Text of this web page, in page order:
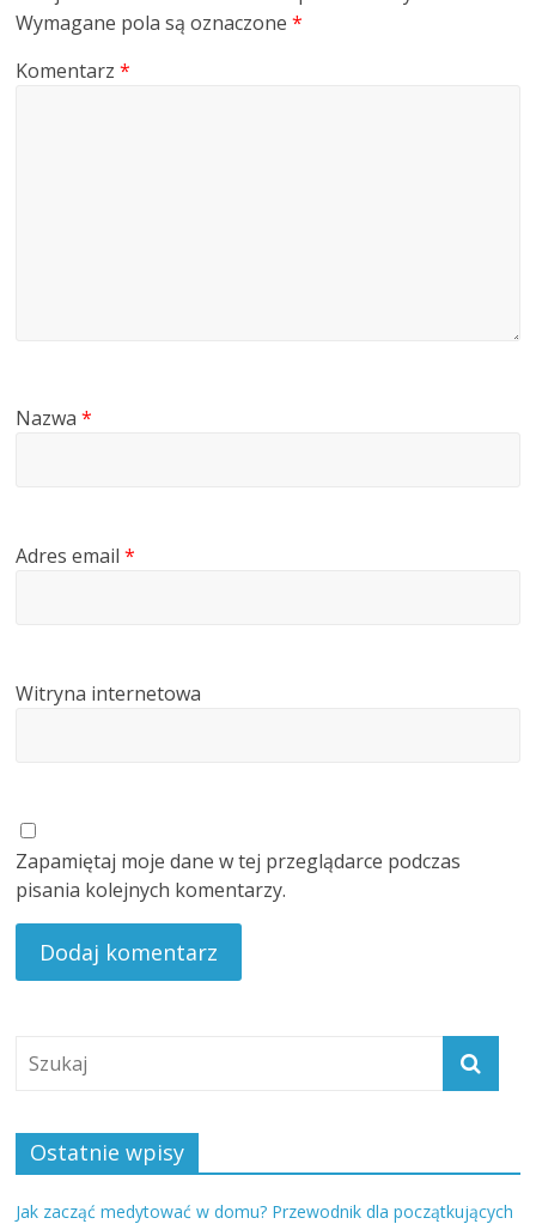
Wymagane pola są oznaczone*
Komentarz*
Nazwa*
Adres email*
Witryna internetowa
Zapamiętaj moje dane w tej przeglądarce podczas
pisania kolejnych komentarzy.
Ostatnie wpisy
Jak zacząć medytować w domu? Przewodnik dla początkujących